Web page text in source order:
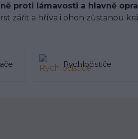
proti lámavosti a hlavně
zářit a hříva i ohon zůstanou
Rychločističe